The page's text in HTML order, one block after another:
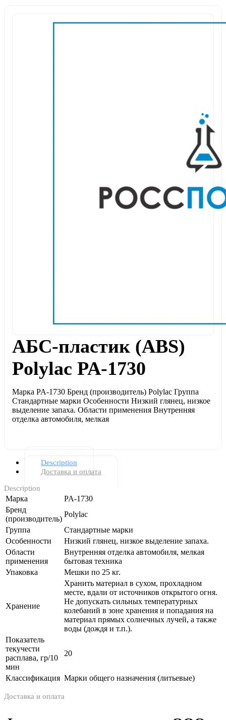
АБС-пластик (ABS)
Polylac PA-1730
Марка PA-1730 Бренд (производитель) Polylac Группа
Стандартные марки Особенности Низкий глянец, низкое
выделение запаха. Области применения Внутренняя
отделка автомобиля, мелкая
Description
Доставка и оплата
Description
Марка
PA-1730
Бренд
(производитель)
Polylac
Группа
Стандартные марки
Особенности
Низкий глянец, низкое выделение запаха.
Области
применения
Внутренняя отделка автомобиля, мелкая
бытовая техника
Упаковка
Мешки по 25 кг.
Хранение
Хранить материал в сухом, прохладном
месте, вдали от источников открытого огня.
Не допускать сильных температурных
колебаний в зоне хранения и попадания на
материал прямых солнечных лучей, а также
воды (дождя и т.п.).
Показатель
текучести
расплава, гр/10
мин
20
Классификация Марки общего назначения (литьевые)
Доставка и оплата